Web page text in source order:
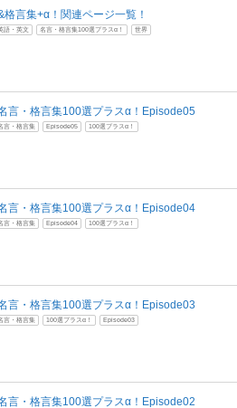
格言集+α！関連ページ一覧！
語・英文 名言・格言集100選プラスα！ 世界
言・格言集100選プラスα！Episode05
言・格言集 Episode05 100選プラスα！
言・格言集100選プラスα！Episode04
言・格言集 Episode04 100選プラスα！
言・格言集100選プラスα！Episode03
言・格言集 100選プラスα！ Episode03
言・格言集100選プラスα！Episode02